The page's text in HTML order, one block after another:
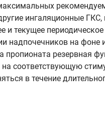
ингаляционные
текущее
надпочечников на
резервная
соответствующую
в течение